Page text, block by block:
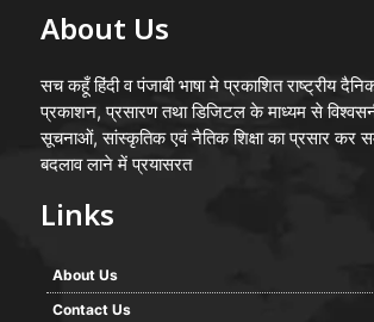
About Us
सच कहूँ हिंदी व पंजाबी भाषा मे प्रकाशित राष्ट्रीय
प्रकाशन, प्रसारण तथा डिजिटल के माध्यम से
सूचनाओं, सांस्कृतिक एवं नैतिक शिक्षा का प्रसार कर
बदलाव लाने में प्रयासरत
Links
About Us
Contact Us